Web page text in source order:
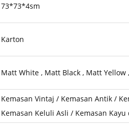
73*73*4sm
Karton
Matt White , Matt Black , Matt
Kemasan Vintaj / Kemasan Antik /
Kemasan Keluli Asli / Kemasan Kayu